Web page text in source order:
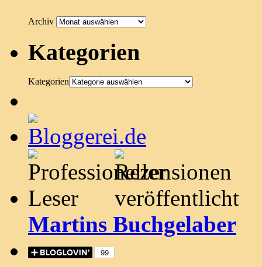
Archiv
Kategorien
Kategorien
Martins Buchgelaber